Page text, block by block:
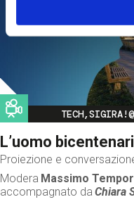
Image
L’uomo
Proiezione e
Modera Massimo
accompagnato da Chiara